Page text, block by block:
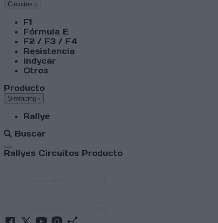
Circuitos ›
F1
Fórmula E
F2 / F3 / F4
Resistencia
Indycar
Otros
Producto
Simracing ›
Rallye
Buscar
Abrir menú
Rallyes Circuitos Producto